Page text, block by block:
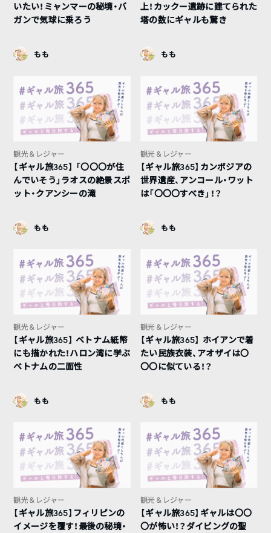
いたい！ミャンマーの秘境・バ
ガンで気球に乗ろう
もも
上！カックー遺跡に建てられた
塔の数にギャルも驚き
もも
観光＆レジャー
【ギャル旅365】 「〇〇〇が住
んでいそう」ラオスの絶景スポ
ット・クアンシーの滝
もも
観光＆レジャー
【ギャル旅365】カンボジアの
世界遺産、アンコール・ワット
は「〇〇〇すべき」！？
もも
観光＆レジャー
【ギャル旅365】 ベトナム紙幣
にも描かれた！ハロン湾に学ぶ
ベトナムの二面性
もも
観光＆レジャー
【ギャル旅365】 ホイアンで着
たい民族衣装、アオザイは〇
〇〇に似ている！？
もも
観光＆レジャー
【ギャル旅365】フィリピンの
イメージを覆す！最後の秘境・
観光＆レジャー
【ギャル旅365】ギャルは〇〇
〇が怖い！？ダイビングの聖